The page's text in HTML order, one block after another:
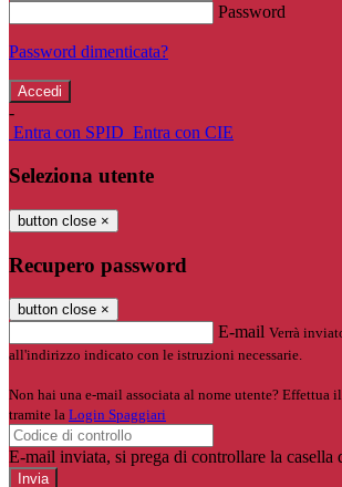
Password
Password dimenticata?
-
Entra con SPID Entra con CIE
Seleziona utente
button close ×
Recupero password
button close ×
E-mail Verrà
all'indirizzo indicato con le istruzioni necessarie.
Non hai una e-mail associata al nome utente? Effettua
tramite la Login Spaggiari
E-mail inviata, si prega di controllare la casella